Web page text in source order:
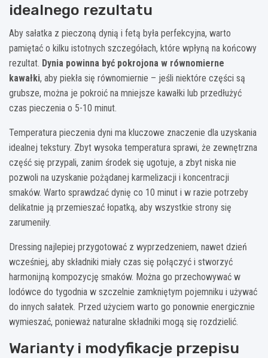
idealnego rezultatu
Aby sałatka z pieczoną dynią i fetą była perfekcyjna, warto
pamiętać o kilku istotnych szczegółach, które wpłyną na końcowy
rezultat. Dynia powinna być pokrojona w równomierne
kawałki, aby piekła się równomiernie – jeśli niektóre części są
grubsze, można je pokroić na mniejsze kawałki lub przedłużyć
czas pieczenia o 5-10 minut.
Temperatura pieczenia dyni ma kluczowe znaczenie dla uzyskania
idealnej tekstury. Zbyt wysoka temperatura sprawi, że zewnętrzna
część się przypali, zanim środek się ugotuje, a zbyt niska nie
pozwoli na uzyskanie pożądanej karmelizacji i koncentracji
smaków. Warto sprawdzać dynię co 10 minut i w razie potrzeby
delikatnie ją przemieszać łopatką, aby wszystkie strony się
zarumeniły.
Dressing najlepiej przygotować z wyprzedzeniem, nawet dzień
wcześniej, aby składniki miały czas się połączyć i stworzyć
harmonijną kompozycję smaków. Można go przechowywać w
lodówce do tygodnia w szczelnie zamkniętym pojemniku i używać
do innych sałatek. Przed użyciem warto go ponownie energicznie
wymieszać, ponieważ naturalne składniki mogą się rozdzielić.
Warianty i modyfikacje przepisu